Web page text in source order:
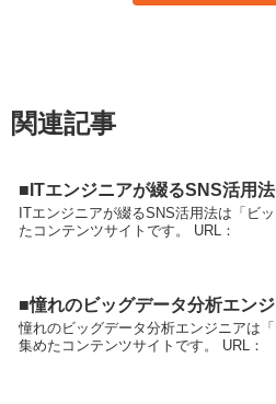
関連記事
■ITエンジニアが綴るSNS活用法
ITエンジニアが綴るSNS活用法は「ビ
たコンテンツサイトです。 URL：
■憧れのビッグデータ分析エン
憧れのビッグデータ分析エンジニアは
集めたコンテンツサイトです。 URL：